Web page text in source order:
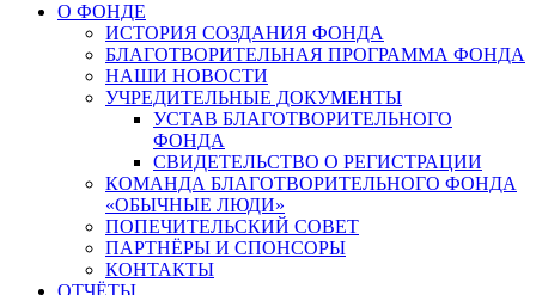
О ФОНДЕ
ИСТОРИЯ СОЗДАНИЯ ФОНДА
БЛАГОТВОРИТЕЛЬНАЯ ПРОГРАММА ФОНДА
НАШИ НОВОСТИ
УЧРЕДИТЕЛЬНЫЕ ДОКУМЕНТЫ
УСТАВ БЛАГОТВОРИТЕЛЬНОГО
ФОНДА
СВИДЕТЕЛЬСТВО О РЕГИСТРАЦИИ
КОМАНДА БЛАГОТВОРИТЕЛЬНОГО ФОНДА
«ОБЫЧНЫЕ ЛЮДИ»
ПОПЕЧИТЕЛЬСКИЙ СОВЕТ
ПАРТНЁРЫ И СПОНСОРЫ
КОНТАКТЫ
ОТЧЁТЫ